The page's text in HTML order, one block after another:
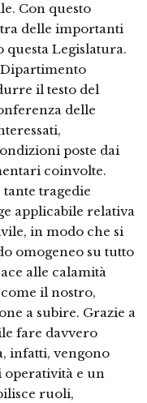
Con questo
delle importanti
Legislatura.
il testo del
delle
poste dai
coinvolte.
tragedie
applicabile relativa
in modo che si
omogeneo su tutto
alle calamità
il nostro,
a subire. Grazie a
fare davvero
infatti, vengono
e un
ruoli,